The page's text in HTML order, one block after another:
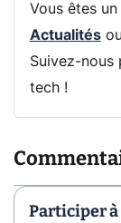
Vous êtes
Actualités
Suivez-nous
tech !
Participer